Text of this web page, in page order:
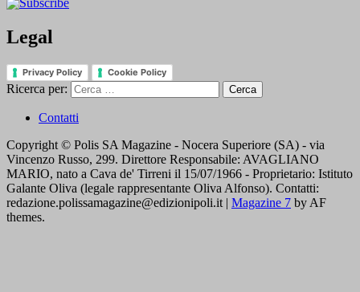
Legal
Privacy Policy Cookie Policy
Ricerca per:
Contatti
Copyright © Polis SA Magazine - Nocera Superiore (SA) - via
Vincenzo Russo, 299. Direttore Responsabile: AVAGLIANO
MARIO, nato a Cava de' Tirreni il 15/07/1966 - Proprietario: Istituto
Galante Oliva (legale rappresentante Oliva Alfonso). Contatti:
redazione.polissamagazine@edizionipoli.it | Magazine 7 by AF
themes.